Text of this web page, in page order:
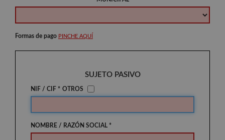
Formas de pago PINCHE AQUÍ
SUJETO PASIVO
NIF / CIF * OTROS
NOMBRE / RAZÓN SOCIAL *